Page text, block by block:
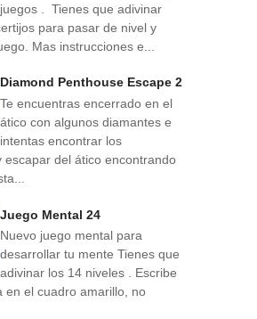
juegos . Tienes que adivinar
para pasar de nivel y
Mas instrucciones e...
Diamond Penthouse Escape 2
Te encuentras encerrado en el
ático con algunos diamantes e
intentas encontrar los
escapar del ático encontrando
Juego Mental 24
Nuevo juego mental para
desarrollar tu mente Tienes que
adivinar los 14 niveles . Escribe
en el cuadro amarillo, no